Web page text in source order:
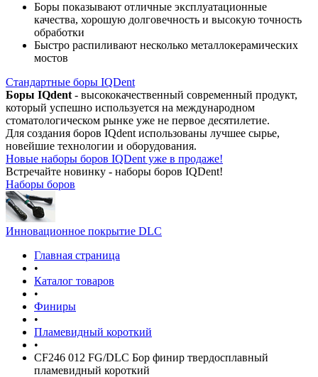
Боры показывают отличные эксплуатационные
качества, хорошую долговечность и высокую точность
обработки
Быстро распиливают несколько металлокерамических
мостов
Стандартные боры IQDent
Боры IQdent - высококачественный современный продукт,
который успешно используется на международном
стоматологическом рынке уже не первое десятилетие.
Для создания боров IQdent использованы лучшее сырье,
новейшие технологии и оборудования.
Новые наборы боров IQDent уже в продаже!
Встречайте новинку - наборы боров IQDent!
Наборы боров
Инновационное покрытие DLC
Главная страница
•
Каталог товаров
•
Финиры
•
Пламевидный короткий
•
CF246 012 FG/DLC Бор финир твердосплавный
пламевидный короткий